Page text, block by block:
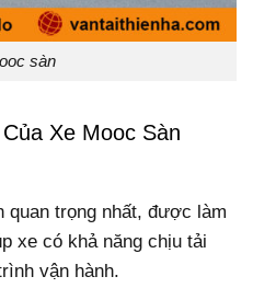
sàn
Xe Mooc Sàn
quan trọng nhất, được làm
xe có khả năng chịu tải
vận hành.